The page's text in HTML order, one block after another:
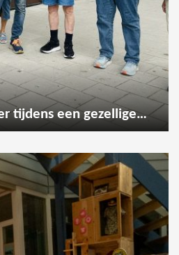
Geniet van de zomer tijdens een gezellige wandeling